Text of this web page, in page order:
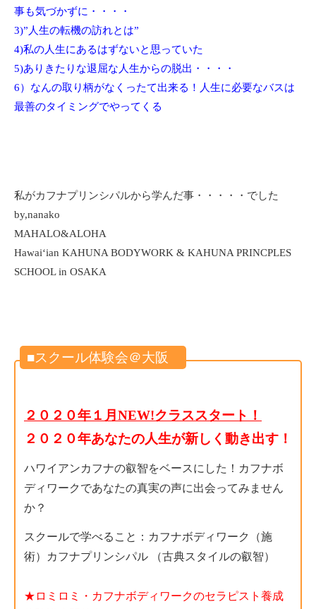
事も気づかずに・・・・
3)”人生の転機の訪れとは”
4)私の人生にあるはずないと思っていた
5)ありきたりな退屈な人生からの脱出・・・・
6）なんの取り柄がなくったて出来る！人生に必要なバスは
最善のタイミングでやってくる
私がカフナプリンシパルから学んだ事・・・・・でした
by,nanako
MAHALO&ALOHA
Hawaiʻian KAHUNA BODYWORK & KAHUNA PRINCPLES
SCHOOL in OSAKA
■スクール体験会＠大阪
２０２０年１月NEW!クラススタート！
２０２０年あなたの人生が新しく動き出す！
ハワイアンカフナの叡智をベースにした！カフナボ
ディワークであなたの真実の声に出会ってみません
か？
スクールで学べること：カフナボディワーク（施
術）カフナプリンシパル （古典スタイルの叡智）
★ロミロミ・カフナボディワークのセラピスト養成